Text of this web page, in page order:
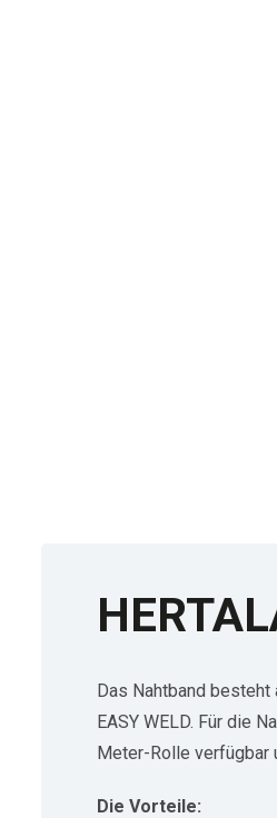
Das Nahtband
EASY WELD. Für die
Meter-Rolle verfügbar
Die Vorteile: